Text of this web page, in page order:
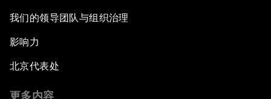
我们的领导团队与组织治理
影响力
北京代表处
更多内容